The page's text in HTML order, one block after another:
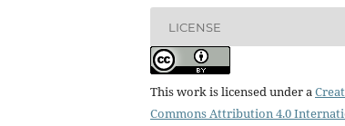
LICENSE
This work is licensed under a
Commons Attribution 4.0